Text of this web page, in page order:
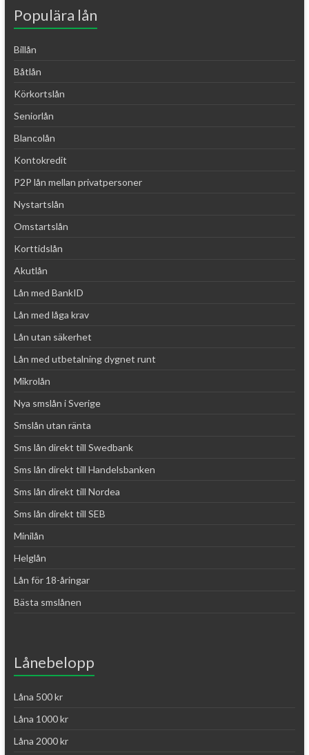
Populära lån
Billån
Båtlån
Körkortslån
Seniorlån
Blancolån
Kontokredit
P2P lån mellan privatpersoner
Nystartslån
Omstartslån
Korttidslån
Akutlån
Lån med BankID
Lån med låga krav
Lån utan säkerhet
Lån med utbetalning dygnet runt
Mikrolån
Nya smslån i Sverige
Smslån utan ränta
Sms lån direkt till Swedbank
Sms lån direkt till Handelsbanken
Sms lån direkt till Nordea
Sms lån direkt till SEB
Minilån
Helglån
Lån för 18-åringar
Bästa smslånen
Lånebelopp
Låna 500 kr
Låna 1000 kr
Låna 2000 kr